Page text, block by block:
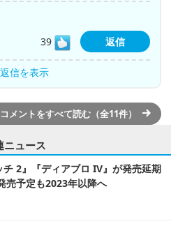
39
返信
信を表示
コメントをすべて読む（全11件）
ニュース
チ 2』『ディアブロ IV』が発売延期
予定も2023年以降へ